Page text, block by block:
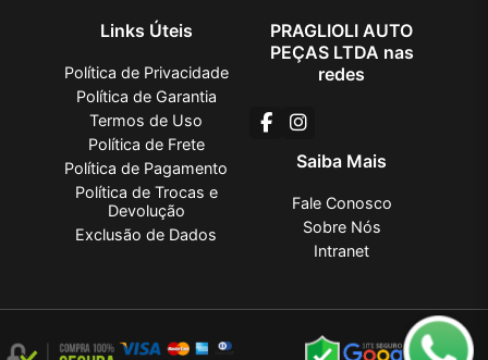
Links Úteis
Política de Privacidade
Política de Garantia
Termos de Uso
Política de Frete
Política de Pagamento
Política de Trocas e
Devolução
Exclusão de Dados
PRAGLIOLI AUTO
PEÇAS LTDA nas
redes
Saiba Mais
Fale Conosco
Sobre Nós
Intranet